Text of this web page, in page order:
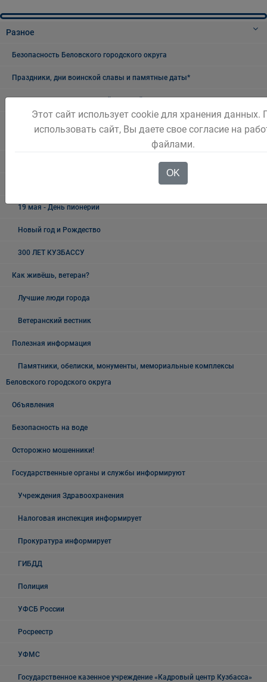
Разное
Безопасность Беловского городского округа
Праздники, дни воинской славы и памятные даты*
8 Марта - Международный женский день
19 мая - День пионерии
Новый год и Рождество
300 ЛЕТ КУЗБАССУ
Как живёшь, ветеран?
Лучшие люди города
Ветеранский вестник
Полезная информация
Памятники, обелиски, монументы, мемориальные комплексы
Беловского городского округа
Объявления
Безопасность на воде
Осторожно мошенники!
Государственные органы и службы информируют
Учреждения Здравоохранения
Налоговая инспекция информирует
Прокуратура информирует
ГИБДД
Полиция
УФСБ России
Росреестр
УФМС
Государственное казенное учреждение «Кадровый центр Кузбасса»
Этот сайт использует cookie для хранения данных.
использовать сайт, Вы даете свое согласие на
файлами.
OK